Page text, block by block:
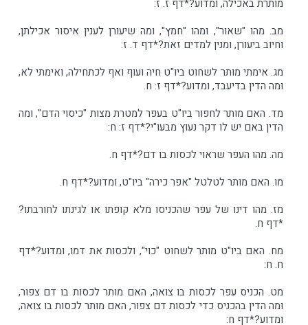
מותרת באכילה, ומדוע?*דף ז. ז:
מב. מהו "שאור", ומהו "חמץ", ומה שיעורן לענין איסור אכילתן,
וחיוב ביעורן, ומנין למדים זאת?*דף ד. ז:
מג. אימתי מותר לשחוט ביו"ט חיה ועוף ואף לכתחילה, ואימתי לא,
ומה הדין בדיעבד, ומדוע?*דף ז: ח.
מד. האם מותר לחפור ביו"ט בעפר למטרת מצות "כיסוי הדם", ומה
הדין באם יש לו דקר נעוץ מבעו"י?*דף ז: ח:
מה. מהו העפר שראוי לכסות בו דם?*דף ח.
מו. האם מותר לטלטל "אפר כירה" ביו"ט, ומדוע?*דף ח.
מז. מהו דינו של עפר שהכניסו מלא קופתו או לגינתו לחורבתו?
*דף ח.
מח. האם ביו"ט מותר לשחוט "כוי", ולכסות את דמו, ומדוע?*דף
ח. ח:
מט. הכניס עפר לכסות בו צואה, האם מותר לכסות בו דם צפור,
ומה הדין בהכניס כדי לכסות דם צפור, האם מותר לכסות בו צואה,
ומדוע?*דף ח: